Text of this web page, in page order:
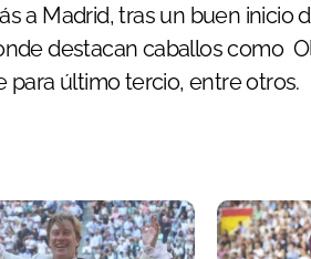
a Madrid, tras un buen inicio
destacan caballos como
para último tercio, entre otros.